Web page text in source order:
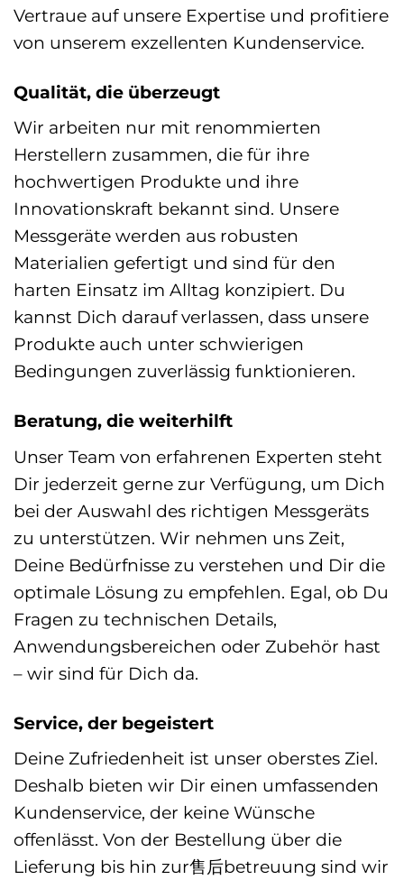
Vertraue auf unsere Expertise und profitiere
von unserem exzellenten Kundenservice.
Qualität, die überzeugt
Wir arbeiten nur mit renommierten
Herstellern zusammen, die für ihre
hochwertigen Produkte und ihre
Innovationskraft bekannt sind. Unsere
Messgeräte werden aus robusten
Materialien gefertigt und sind für den
harten Einsatz im Alltag konzipiert. Du
kannst Dich darauf verlassen, dass unsere
Produkte auch unter schwierigen
Bedingungen zuverlässig funktionieren.
Beratung, die weiterhilft
Unser Team von erfahrenen Experten steht
Dir jederzeit gerne zur Verfügung, um Dich
bei der Auswahl des richtigen Messgeräts
zu unterstützen. Wir nehmen uns Zeit,
Deine Bedürfnisse zu verstehen und Dir die
optimale Lösung zu empfehlen. Egal, ob Du
Fragen zu technischen Details,
Anwendungsbereichen oder Zubehör hast
– wir sind für Dich da.
Service, der begeistert
Deine Zufriedenheit ist unser oberstes Ziel.
Deshalb bieten wir Dir einen umfassenden
Kundenservice, der keine Wünsche
offenlässt. Von der Bestellung über die
Lieferung bis hin zur售后betreuung sind wir